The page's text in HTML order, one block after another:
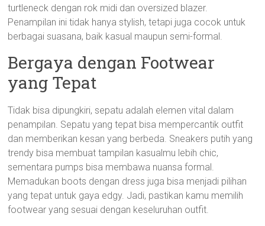
turtleneck dengan rok midi dan oversized blazer.
Penampilan ini tidak hanya stylish, tetapi juga cocok untuk
berbagai suasana, baik kasual maupun semi-formal.
Bergaya dengan Footwear
yang Tepat
Tidak bisa dipungkiri, sepatu adalah elemen vital dalam
penampilan. Sepatu yang tepat bisa mempercantik outfit
dan memberikan kesan yang berbeda. Sneakers putih yang
trendy bisa membuat tampilan kasualmu lebih chic,
sementara pumps bisa membawa nuansa formal.
Memadukan boots dengan dress juga bisa menjadi pilihan
yang tepat untuk gaya edgy. Jadi, pastikan kamu memilih
footwear yang sesuai dengan keseluruhan outfit.